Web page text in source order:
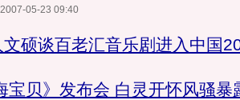
2007-05-23 09:40
硕谈百老汇音乐剧进入中国
宝贝》发布会 白灵开怀风骚暴